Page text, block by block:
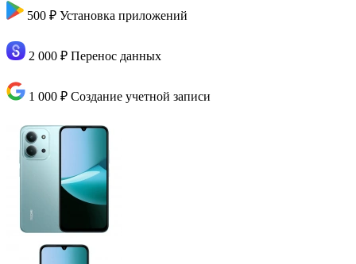
500 ₽ Установка приложений
2 000 ₽ Перенос данных
1 000 ₽ Создание учетной записи